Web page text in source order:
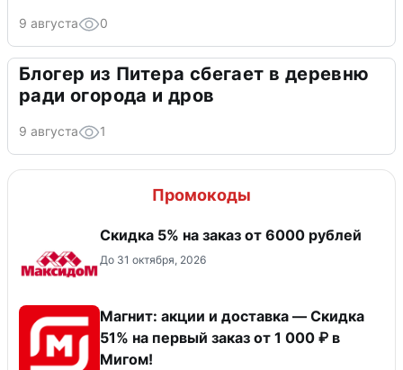
9 августа 0
Блогер из Питера сбегает в деревню
ради огорода и дров
9 августа 1
Промокоды
Скидка 5% на заказ от 6000 рублей
До 31 октября, 2026
Магнит: акции и доставка — Скидка
51% на первый заказ от 1 000 ₽ в
Мигом!